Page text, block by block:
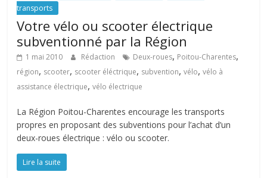
transports
Votre vélo ou scooter électrique
subventionné par la Région
1 mai 2010 Rédaction Deux-roues, Poitou-Charentes,
région, scooter, scooter éléctrique, subvention,vélo,vélo à
assistance électrique,vélo électrique
La Région Poitou-Charentes encourage les transports
propres en proposant des subventions pour l’achat d’un
deux-roues électrique : vélo ou scooter.
Lire la suite